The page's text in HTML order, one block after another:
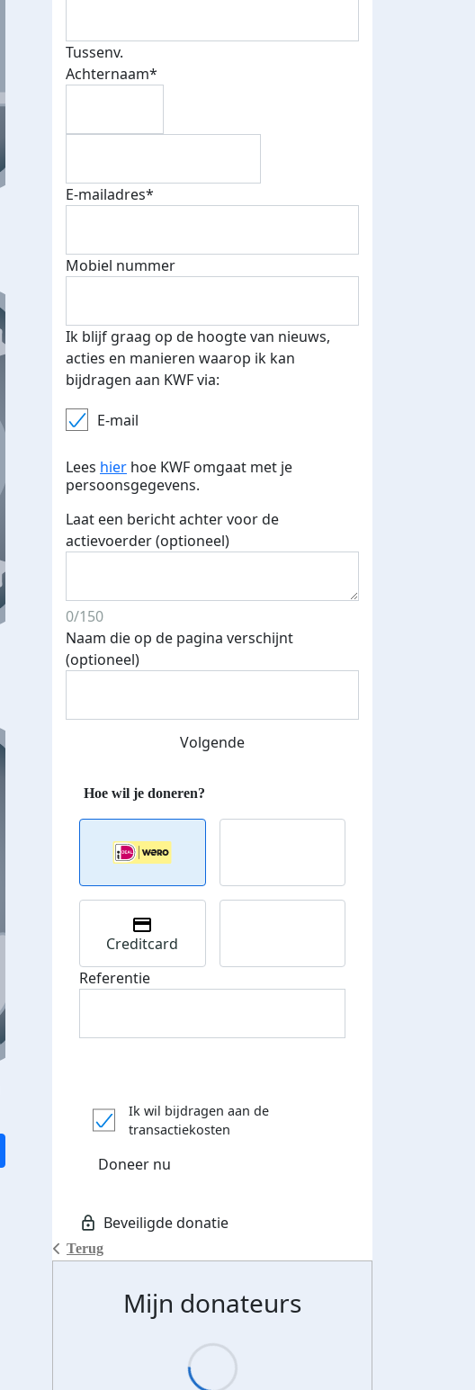
E-mails verstuurd
Streefbedrag verhoogd
Top fondsenwerver
Tussenv.
Achternaam*
E-mailadres*
Mobiel nummer
Ik blijf graag op de hoogte van nieuws,
acties en manieren waarop ik kan
bijdragen aan KWF via:
E-mail
Lees hier hoe KWF omgaat met je
persoonsgegevens.
Laat een bericht achter voor de
actievoerder (optioneel)
0/150
Naam die op de pagina verschijnt
(optioneel)
Volgende
Terug
Creditcard
Referentie
Ik wil bijdragen aan de
transactiekosten
Doneer nu
Mijn donateurs